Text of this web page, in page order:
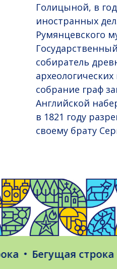
Голицыной, в
иностранных
Румянцевского
собиратель
собрание граф
Английской
в 1821 году
своему брату
Бегущая строка